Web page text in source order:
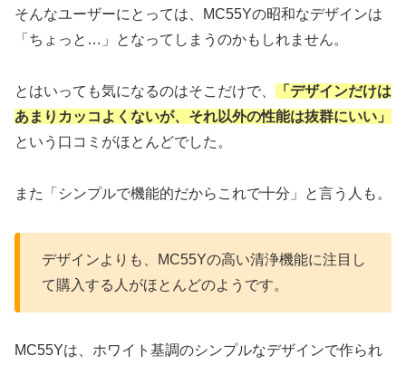
そんなユーザーにとっては、MC55Yの昭和なデザインは
「ちょっと…」となってしまうのかもしれません。
とはいっても気になるのはそこだけで、
「デザインだけは
あまりカッコよくないが、それ以外の性能は抜群にいい」
という口コミがほとんどでした。
また「シンプルで機能的だからこれで十分」と言う人も。
デザインよりも、MC55Yの高い清浄機能に注目し
て購入する人がほとんどのようです。
MC55Yは、ホワイト基調のシンプルなデザインで作られ